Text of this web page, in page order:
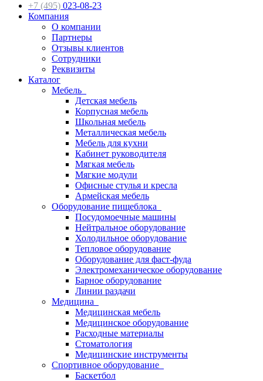
+7 (495) 023-08-23
Компания
О компании
Партнеры
Отзывы клиентов
Сотрудники
Реквизиты
Каталог
Мебель
Детская мебель
Корпусная мебель
Школьная мебель
Металлическая мебель
Мебель для кухни
Кабинет руководителя
Мягкая мебель
Мягкие модули
Офисные стулья и кресла
Армейская мебель
Оборудование пищеблока
Посудомоечные машины
Нейтральное оборудование
Холодильное оборудование
Тепловое оборудование
Оборудование для фаст-фуда
Электромеханическое оборудование
Барное оборудование
Линии раздачи
Медицина
Медицинская мебель
Медицинское оборудование
Расходные материалы
Стоматология
Медицинские инструменты
Спортивное оборудование
Баскетбол